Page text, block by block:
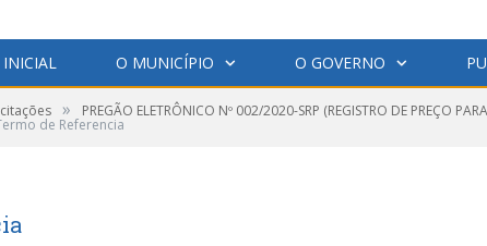
O MUNICÍPIO O GOVERNO
» PREGÃO ELETRÔNICO Nº 002/2020-SRP (REGISTRO DE PREÇO
de Referencia